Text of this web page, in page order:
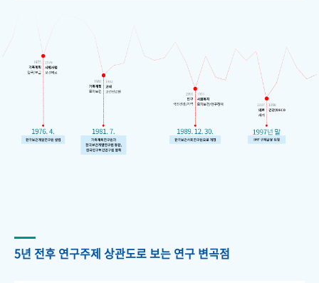
5년 전후 연구주제 상관도로 보는 연구 변곡점